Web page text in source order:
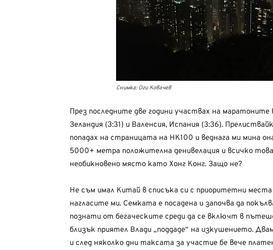
Снимка: Оги Ковачев
През последните две години участвах на маратоните
Зеландия (3:31) и Валенсия, Испания (3:36).
попадах на страницата на HK100 и веднага ми мина
5000+ метра положителна денивелация и всичко
необикновено място като Хонг Конг. Защо не?
Не съм имал Китай в списъка си с приоритетни
нагласите ми. Семката е посадена и започва да
познати от бегаческите среди да се включт в
близък приятел Влади „поддаде“ на изкушението.
и след няколко дни таксата за участие бе вече